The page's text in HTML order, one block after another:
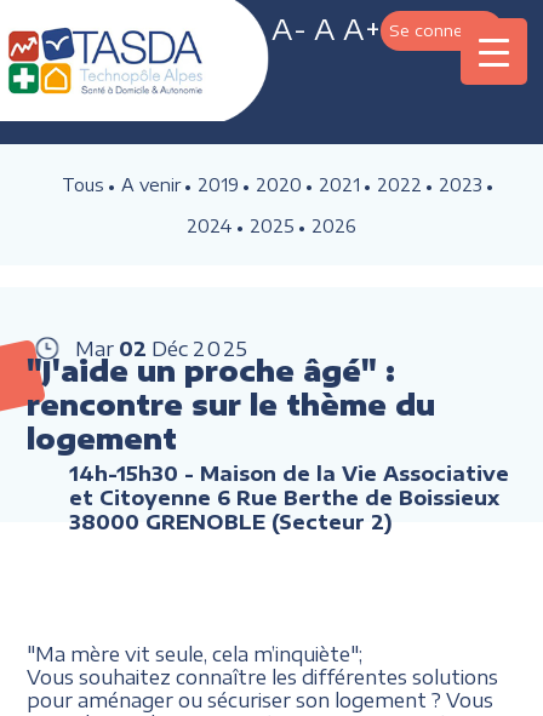
A- A A+ Se connecter
Tous A venir 2019 2020 2021 2022
2023
2024
2025 2026
Mar 02 Déc 2025
"J'aide un proche âgé" :
rencontre sur le thème du
logement
14h-15h30 - Maison de la Vie Associative
et Citoyenne 6 Rue Berthe de Boissieux
38000 GRENOBLE (Secteur 2)
"Ma mère vit seule, cela m’inquiète";
Vous souhaitez connaître les différentes solutions
pour aménager ou sécuriser son logement ? Vous